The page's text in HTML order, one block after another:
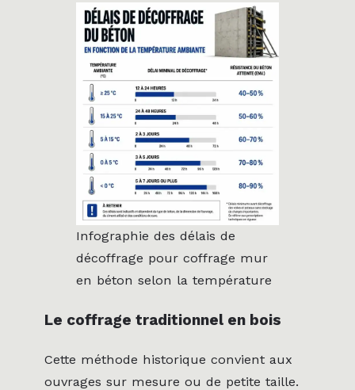
Infographie des délais de
décoffrage pour coffrage mur
en béton selon la température
Le coffrage traditionnel en bois
Cette méthode historique convient aux
ouvrages sur mesure ou de petite taille.